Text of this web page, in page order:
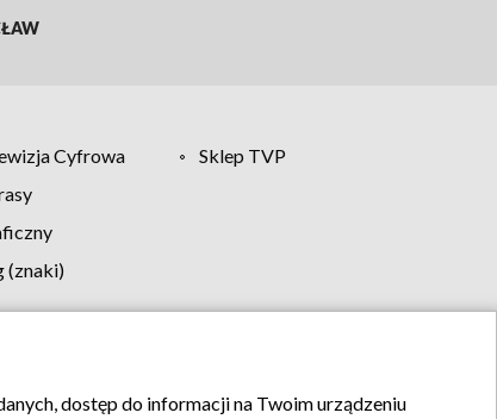
Cyfrowa
Sklep TVP
(znaki)
Kontakt
dostęp do informacji na Twoim urządzeniu